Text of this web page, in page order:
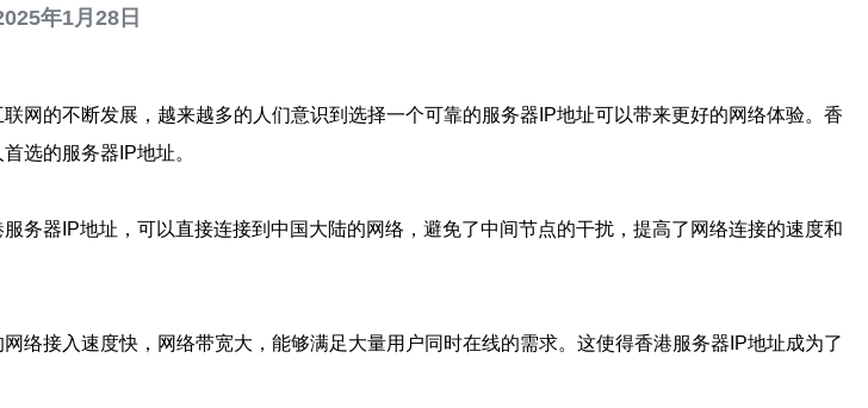
年1月28日
网的不断发展，越来越多的人们意识到选择一个可靠的服务器IP地址可以带来更好的网络体验。香
选的服务器IP地址。
务器IP地址，可以直接连接到中国大陆的网络，避免了中间节点的干扰，提高了网络连接的速度和
络接入速度快，网络带宽大，能够满足大量用户同时在线的需求。这使得香港服务器IP地址成为了